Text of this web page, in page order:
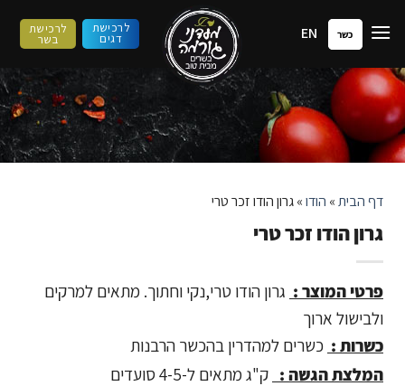
לתוכן
כשר EN לרכישת
דגים
לרכישת
בשר
דף הבית» הודו»גרון הודו זכר טרי
גרון הודו זכר טרי
פרטי המוצר : גרון הודו טרי,נקי וחתוך. מתאים למרקים
ולבישול ארוך
כשרות : כשרים למהדרין בהכשר הרבנות
המלצת הגשה : ק"ג מתאים ל-4-5 סועדים